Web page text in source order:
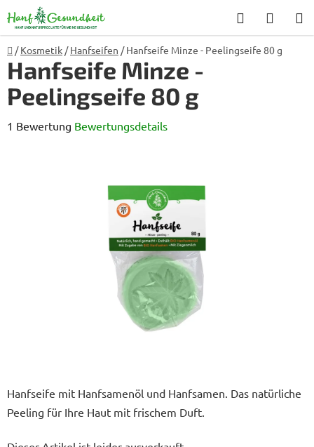
Inhalt
springen
Suchen
Startseite
/ Kosmetik / Hanfseifen / Hanfseife Minze - Peelingseife 80 g
Hanfseife mit Hanfsamenöl und Hanfsamen. Das natürliche
Peeling für Ihre Haut mit frischem Duft.
Hanfseife Minze -
Peelingseife 80 g
Die
1 Bewertung Bewertungsdetails